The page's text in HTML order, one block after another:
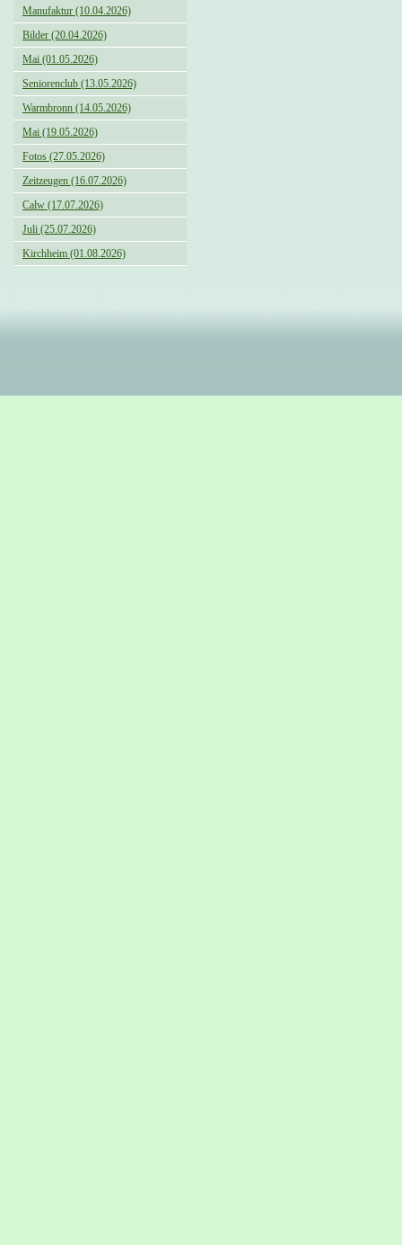
Manufaktur (10.04.2026)
Bilder (20.04.2026)
Mai (01.05.2026)
Seniorenclub (13.05.2026)
Warmbronn (14.05.2026)
Mai (19.05.2026)
Fotos (27.05.2026)
Zeitzeugen (16.07.2026)
Calw (17.07.2026)
Juli (25.07.2026)
Kirchheim (01.08.2026)